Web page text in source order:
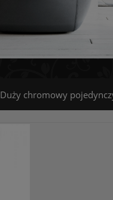
Duży chromowy